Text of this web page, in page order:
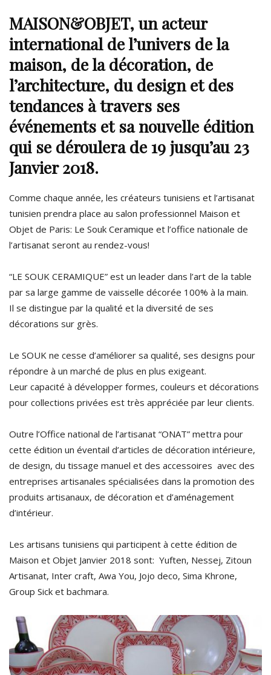
MAISON&OBJET, un acteur
international de l’univers de la
maison, de la décoration, de
l’architecture, du design et des
tendances à travers ses
événements et sa nouvelle édition
qui se déroulera de 19 jusqu’au 23
Janvier 2018.
Comme chaque année, les créateurs tunisiens et l’artisanat
tunisien prendra place au salon professionnel Maison et
Objet de Paris: Le Souk Ceramique et l’office nationale de
l’artisanat seront au rendez-vous!
“LE SOUK CERAMIQUE” est un leader dans l’art de la table
par sa large gamme de vaisselle décorée 100% à la main.
Il se distingue par la qualité et la diversité de ses
décorations sur grès.
Le SOUK ne cesse d’améliorer sa qualité, ses designs pour
répondre à un marché de plus en plus exigeant.
Leur capacité à développer formes, couleurs et décorations
pour collections privées est très appréciée par leur clients.
Outre l’Office national de l’artisanat “ONAT” mettra pour
cette édition un éventail d’articles de décoration intérieure,
de design, du tissage manuel et des accessoires avec des
entreprises artisanales spécialisées dans la promotion des
produits artisanaux, de décoration et d’aménagement
d’intérieur.
Les artisans tunisiens qui participent à cette édition de
Maison et Objet Janvier 2018 sont: Yuften, Nessej, Zitoun
Artisanat, Inter craft, Awa You, Jojo deco, Sima Khrone,
Group Sick et bachmara.